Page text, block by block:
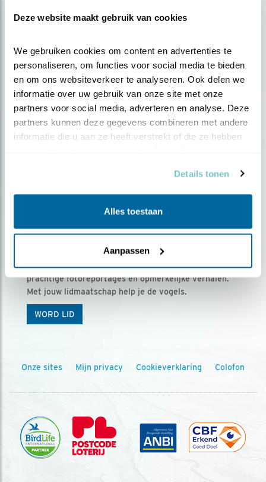
Deze website maakt gebruik van cookies
We gebruiken cookies om content en advertenties te
personaliseren, om functies voor social media te bieden
en om ons websiteverkeer te analyseren. Ook delen we
informatie over uw gebruik van onze site met onze
partners voor social media, adverteren en analyse. Deze
partners kunnen deze gegevens combineren met andere
informatie die u aan ze heeft verstrekt of die ze hebben
Details tonen
Alles toestaan
Aanpassen
Ontvang 5 x Vogels voor € 36,00 per jaar
Vogels is het tijdschrift voor onze leden, met
prachtige fotoreportages en opmerkelijke verhalen.
Met jouw lidmaatschap help je de vogels.
WORD LID
Onze sites Mijn privacy Cookieverklaring Colofon